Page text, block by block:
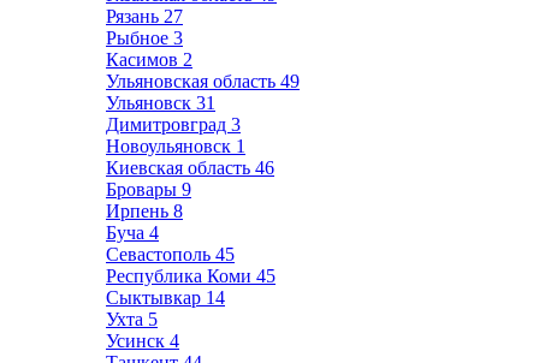
Рязань 27
Рыбное 3
Касимов 2
Ульяновская область 49
Ульяновск 31
Димитровград 3
Новоульяновск 1
Киевская область 46
Бровары 9
Ирпень 8
Буча 4
Севастополь 45
Республика Коми 45
Сыктывкар 14
Ухта 5
Усинск 4